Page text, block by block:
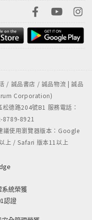
/ 誠品書店 / 誠品物流 | 誠品
Corporation)
德路204號B1 服務電話：
8789-8921
議使用瀏覽器版本：Google
上 / Safari 版本11以上
統榮獲
認證